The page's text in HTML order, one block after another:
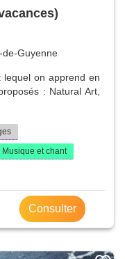
de-Guyenne
on apprend en
: Natural Art,
Musique et chant
Consulter